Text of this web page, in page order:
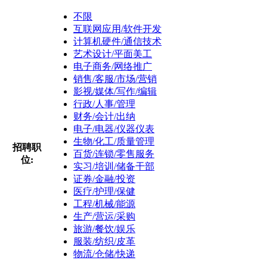
招聘职
位:
不限
互联网应用/软件开发
计算机硬件/通信技术
艺术设计/平面美工
电子商务/网络推广
销售/客服/市场/营销
影视/媒体/写作/编辑
行政/人事/管理
财务/会计/出纳
电子/电器/仪器仪表
生物/化工/质量管理
百货/连锁/零售服务
实习/培训/储备干部
证券/金融/投资
医疗/护理/保健
工程/机械/能源
生产/营运/采购
旅游/餐饮/娱乐
服装/纺织/皮革
物流/仓储/快递